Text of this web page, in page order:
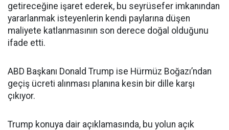
getireceğine işaret ederek, bu seyrüsefer imkanından
yararlanmak isteyenlerin kendi paylarına düşen
maliyete katlanmasının son derece doğal olduğunu
ifade etti.
ABD Başkanı Donald Trump ise Hürmüz Boğazı’ndan
geçiş ücreti alınması planına kesin bir dille karşı
çıkıyor.
Trump konuya dair açıklamasında, bu yolun açık